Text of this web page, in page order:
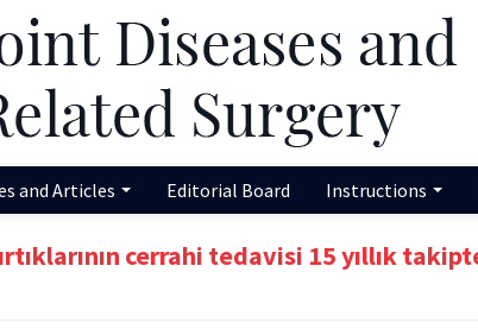
and Articles Editorial Board Instructions
cerrahi tedavisi 15 yıllık